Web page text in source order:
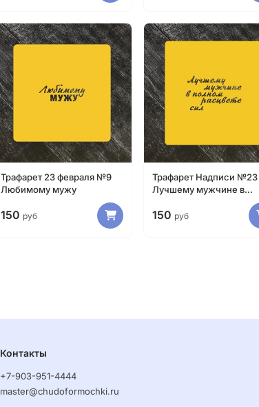
Трафарет 23 февраля №9
Любимому мужу
150 руб
Трафарет Надписи №23
Лучшему мужчине в
150 руб
Контакты
+7-903-951-4444
master@chudoformochki.ru